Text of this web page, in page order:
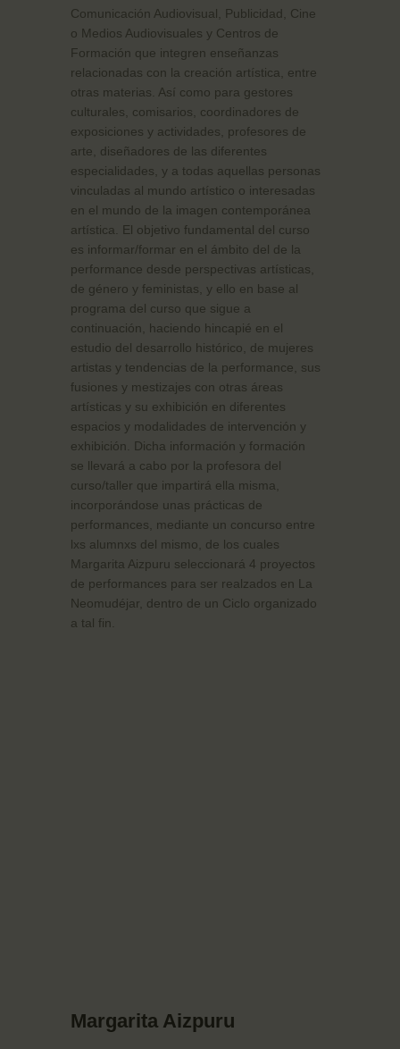
Comunicación Audiovisual, Publicidad, Cine
o Medios Audiovisuales y Centros de
Formación que integren enseñanzas
relacionadas con la creación artística, entre
otras materias. Así como para gestores
culturales, comisarios, coordinadores de
exposiciones y actividades, profesores de
arte, diseñadores de las diferentes
especialidades, y a todas aquellas personas
vinculadas al mundo artístico o interesadas
en el mundo de la imagen contemporánea
artística. El objetivo fundamental del curso
es informar/formar en el ámbito del de la
performance desde perspectivas artísticas,
de género y feministas, y ello en base al
programa del curso que sigue a
continuación, haciendo hincapié en el
estudio del desarrollo histórico, de mujeres
artistas y tendencias de la performance, sus
fusiones y mestizajes con otras áreas
artísticas y su exhibición en diferentes
espacios y modalidades de intervención y
exhibición. Dicha información y formación
se llevará a cabo por la profesora del
curso/taller que impartirá ella misma,
incorporándose unas prácticas de
performances, mediante un concurso entre
lxs alumnxs del mismo, de los cuales
Margarita Aizpuru seleccionará 4 proyectos
de performances para ser realzados en La
Neomudéjar, dentro de un Ciclo organizado
a tal fin.
Margarita Aizpuru